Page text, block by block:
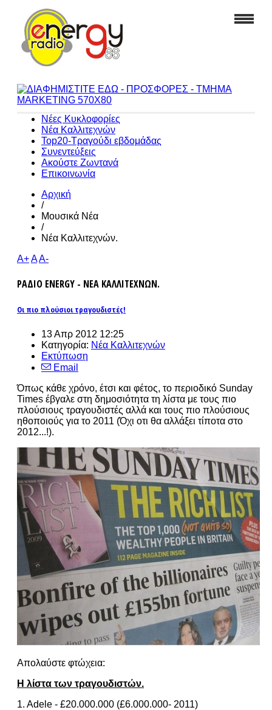
Νέες Κυκλοφορίες
Νέα Καλλιτεχνών
Top20-Τραγούδι εβδομάδας
Συνεντεύξεις
Ακούστε Ζωντανά
Επικοινωνία
Αρχική
/
Μουσικά Νέα
/
Νέα Καλλιτεχνών.
A+AA-
ΡΑΔΙΟ ENERGY - ΝΕΑ ΚΑΛΛΙΤΕΧΝΩΝ.
Οι πιο πλούσιοι τραγουδιστές!
13 Απρ 2012 12:25
Κατηγορία: Νέα Καλλιτεχνών
Εκτύπωση
Email
Όπως κάθε χρόνο, έτσι και φέτος, το περιοδικό Sunday
Times έβγαλε στη δημοσιότητα τη λίστα με τους πιο
πλούσιους τραγουδιστές αλλά και τους πιο πλούσιους
ηθοποιούς για το 2011 (Όχι οτι θα αλλάξει τίποτα στο
2012...!).
Απολαύστε φτώχεια:
Η λίστα των τραγουδιστών.
1. Adele - £20.000.000 (£6.000.000- 2011)